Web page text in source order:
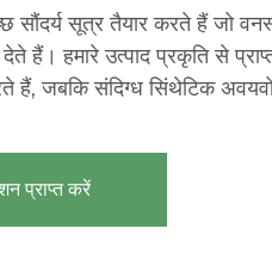
सौंदर्य सूत्र तैयार करते हैं जो
देते हैं। हमारे उत्पाद प्रकृति से
हैं, जबकि संदिग्ध सिंथेटिक
प्राप्त करें